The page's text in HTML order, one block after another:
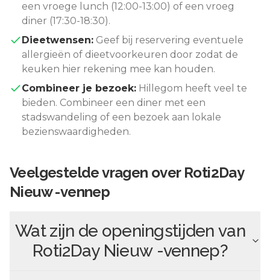
een vroege lunch (12:00-13:00) of een vroeg
diner (17:30-18:30).
Dieetwensen: Geef bij reservering eventuele
allergieën of dieetvoorkeuren door zodat de
keuken hier rekening mee kan houden.
Combineer je bezoek: Hillegom heeft veel te
bieden. Combineer een diner met een
stadswandeling of een bezoek aan lokale
bezienswaardigheden.
Veelgestelde vragen over Roti2Day
Nieuw -vennep
Wat zijn de openingstijden van
Roti2Day Nieuw -vennep?